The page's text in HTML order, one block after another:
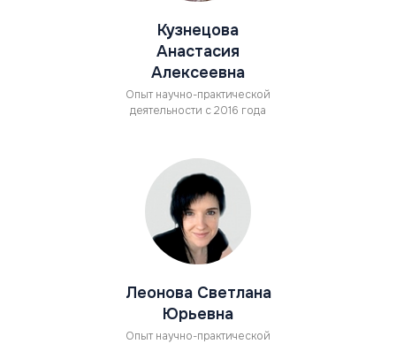
Кузнецова
Анастасия
Алексеевна
Опыт научно-практической
деятельности с 2016 года
Леонова Светлана
Юрьевна
Опыт научно-практической